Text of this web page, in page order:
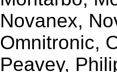
Novanex,
Omnitronic,
Peavey,